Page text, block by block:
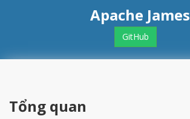
Apache James
GitHub
Tổng quan